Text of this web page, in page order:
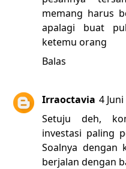
memang harus
apalagi buat
ketemu orang
Balas
Irraoctavia 4
Setuju deh,
investasi paling
Soalnya dengan
berjalan dengan